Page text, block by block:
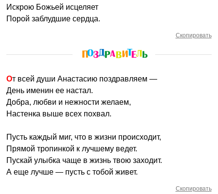
Искрою Божьей исцеляет
Порой заблудшие сердца.
Скопировать
От всей души Анастасию поздравляем —
День именин ее настал.
Добра, любви и нежности желаем,
Настенка выше всех похвал.
Пусть каждый миг, что в жизни происходит,
Прямой тропинкой к лучшему ведет.
Пускай улыбка чаще в жизнь твою заходит.
А еще лучше — пусть с тобой живет.
Скопировать